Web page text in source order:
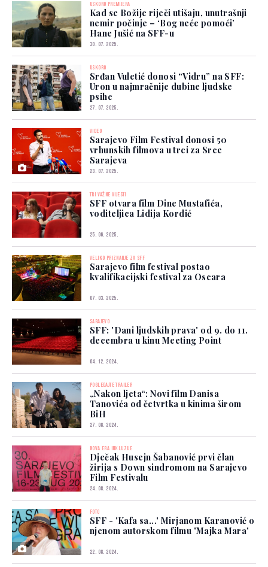
USKORO PREMIJERA
Kad se Božije riječi utišaju, unutrašnji
nemir počinje – ‘Bog neće pomoći’
Hane Jušić na SFF-u
30. 07. 2025.
USKORO
Srđan Vuletić donosi “Vidru” na SFF:
Uron u najmračnije dubine ljudske
psihe
27. 07. 2025.
VIDEO
Sarajevo Film Festival donosi 50
vrhunskih filmova u trci za Srce
Sarajeva
23. 07. 2025.
TRI VAŽNE VIJESTI
SFF otvara film Dine Mustafića,
voditeljica Lidija Kordić
25. 06. 2025.
VELIKO PRIZNANJE ZA SFF
Sarajevo film festival postao
kvalifikacijski festival za Oscara
07. 03. 2025.
SARAJEVO
SFF: 'Dani ljudskih prava' od 9. do 11.
decembra u kinu Meeting Point
04. 12. 2024.
POGLEDAJTE TRAILER
„Nakon ljeta“: Novi film Danisa
Tanovića od četvrtka u kinima širom
BiH
27. 08. 2024.
NOVA ERA INKLUZIJE
Dječak Husejn Šabanović prvi član
žirija s Down sindromom na Sarajevo
Film Festivalu
24. 08. 2024.
FOTO
SFF - 'Kafa sa...' Mirjanom Karanović o
njenom autorskom filmu 'Majka Mara'
22. 08. 2024.